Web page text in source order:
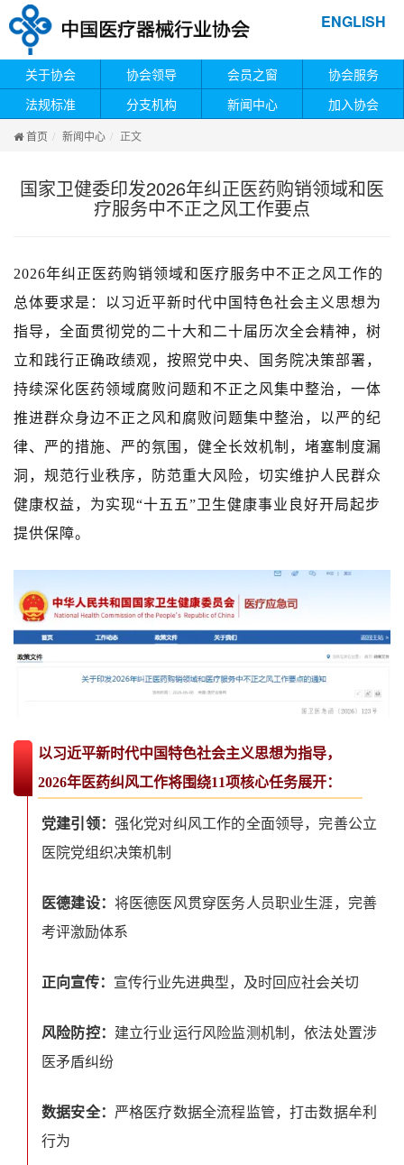
ENGLISH
关于协会 协会领导 会员之窗
协会服务
法规标准
分支机构 新闻中心 加入协会
首页 新闻中心 正文
国家卫健委印发2026年纠正医药购销领域和医
疗服务中不正之风工作要点
2026年纠正医药购销领域和医疗服务中不正之风工作的
总体要求是：以习近平新时代中国特色社会主义思想为
指导，全面贯彻党的二十大和二十届历次全会精神，树
立和践行正确政绩观，按照党中央、国务院决策部署，
持续深化医药领域腐败问题和不正之风集中整治，一体
推进群众身边不正之风和腐败问题集中整治，以严的纪
律、严的措施、严的氛围，健全长效机制，堵塞制度漏
洞，规范行业秩序，防范重大风险，切实维护人民群众
健康权益，为实现“十五五”卫生健康事业良好开局起步
提供保障。
以习近平新时代中国特色社会主义思想为指导，
2026年医药纠风工作将围绕11项核心任务展开：
党建引领： 强化党对纠风工作的全面领导，完善公立
医院党组织决策机制
医德建设： 将医德医风贯穿医务人员职业生涯，完善
考评激励体系
正向宣传： 宣传行业先进典型，及时回应社会关切
风险防控： 建立行业运行风险监测机制，依法处置涉
医矛盾纠纷
数据安全： 严格医疗数据全流程监管，打击数据牟利
行为